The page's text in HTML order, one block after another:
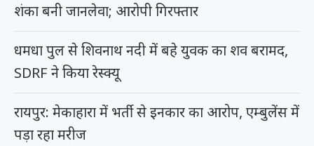
शंका बनी जानलेवा; आरोपी गिरफ्तार
धमधा पुल से शिवनाथ नदी में बहे युवक का शव बरामद,
SDRF ने किया रेस्क्यू
रायपुर: मेकाहारा में भर्ती से इनकार का आरोप, एम्बुलेंस में
पड़ा रहा मरीज